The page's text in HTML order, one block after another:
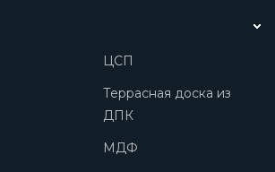
ЦСП
Террасная доска из
ДПК
МДФ